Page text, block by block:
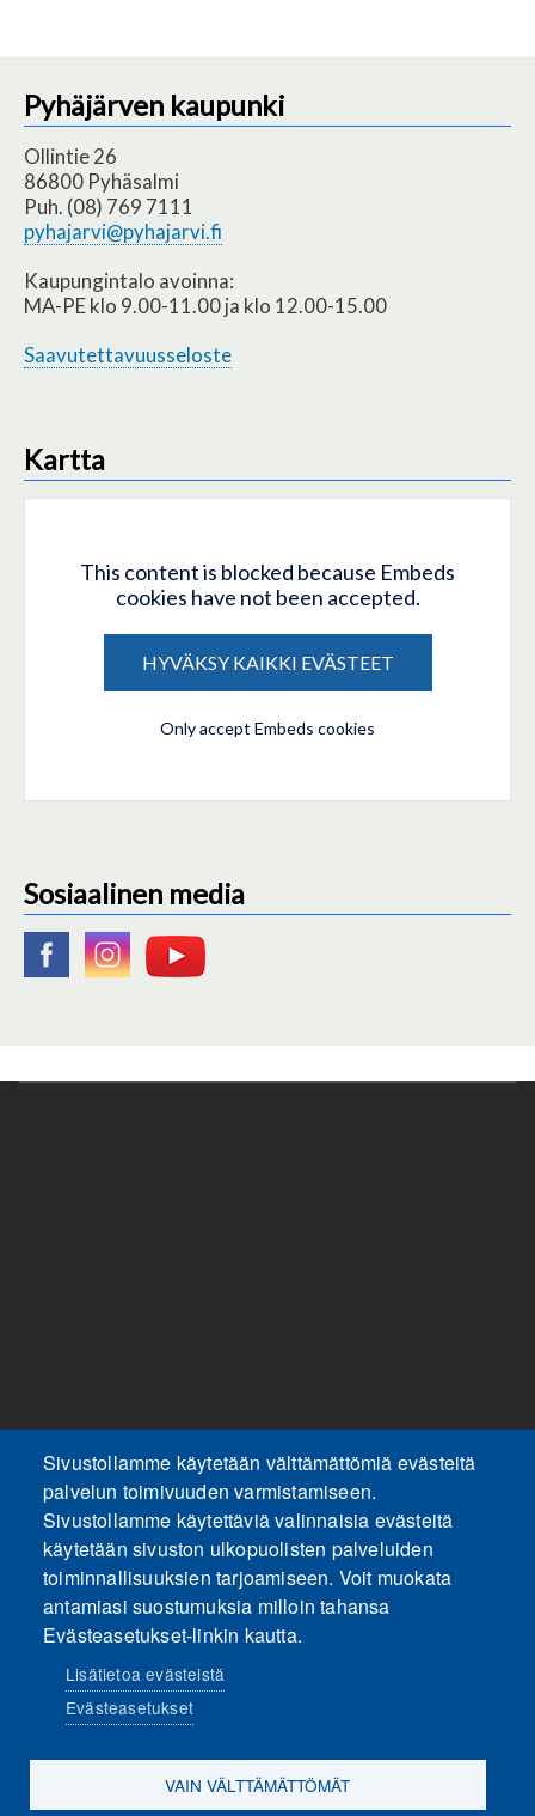
Pyhäjärven kaupunki
Ollintie 26
86800 Pyhäsalmi
Puh. (08) 769 7111
pyhajarvi@pyhajarvi.fi
Kaupungintalo avoinna:
MA-PE klo 9.00-11.00 ja klo 12.00-15.00
Saavutettavuusseloste
Kartta
This content is blocked because Embeds
cookies have not been accepted.
HYVÄKSY KAIKKI EVÄSTEET
Only accept Embeds cookies
Sosiaalinen media
Sivustollamme käytetään välttämättömiä evästeitä
palvelun toimivuuden varmistamiseen.
Sivustollamme käytettäviä valinnaisia evästeitä
käytetään sivuston ulkopuolisten palveluiden
toiminnallisuuksien tarjoamiseen. Voit muokata
antamiasi suostumuksia milloin tahansa
Evästeasetukset-linkin kautta.
Lisätietoa evästeistä
Evästeasetukset
VAIN VÄLTTÄMÄTTÖMÄT